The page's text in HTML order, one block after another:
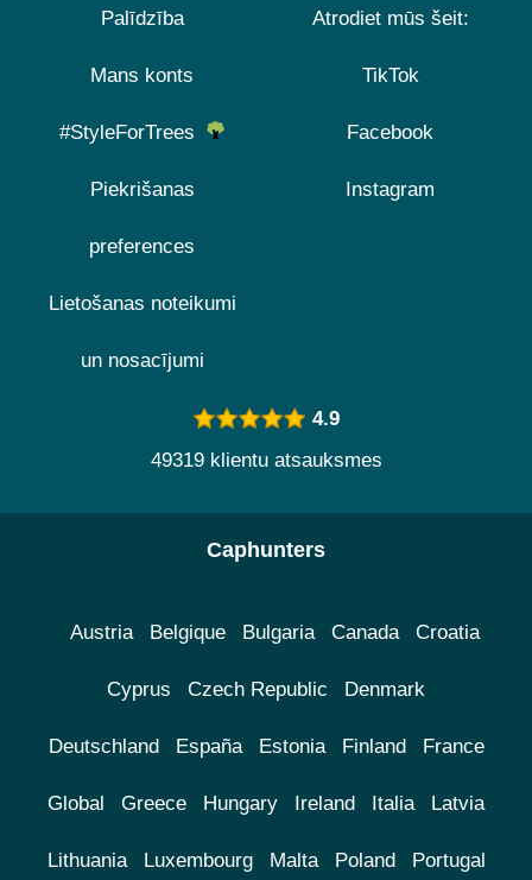
Palīdzība
Mans konts
#StyleForTrees
Piekrišanas
preferences
Lietošanas noteikumi
un nosacījumi
Atrodiet mūs šeit:
TikTok
Facebook
Instagram
4.9
49319 klientu atsauksmes
Caphunters
Austria Belgique Bulgaria Canada Croatia
Cyprus Czech Republic Denmark
Deutschland España Estonia Finland France
Global Greece Hungary Ireland Italia Latvia
Lithuania Luxembourg Malta Poland Portugal